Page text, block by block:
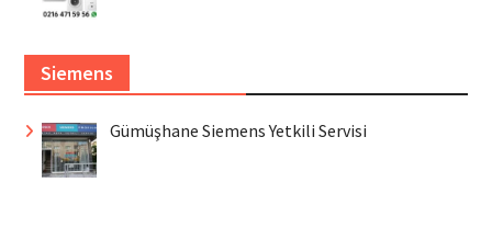
Siemens
Gümüşhane Siemens Yetkili Servisi